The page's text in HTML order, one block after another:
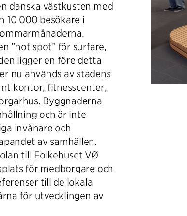
danska västkusten med
10 000 besökare i
”hot spot” för surfare,
ligger en före detta
nu används av stadens
kontor, fitnesscenter,
Byggnaderna
och är inte
invånare och
av samhällen.
till Folkehuset VØ
för medborgare och
till de lokala
för utvecklingen av